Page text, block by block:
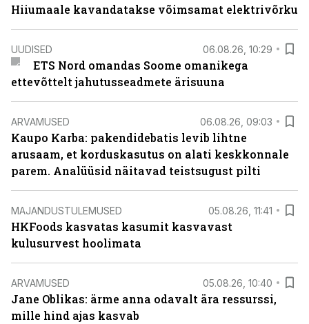
Hiiumaale kavandatakse võimsamat elektrivõrku
UUDISED 06.08.26, 10:29
ETS Nord omandas Soome omanikega
ettevõttelt jahutusseadmete ärisuuna
ARVAMUSED 06.08.26, 09:03
Kaupo Karba: pakendidebatis levib lihtne
arusaam, et korduskasutus on alati keskkonnale
parem. Analüüsid näitavad teistsugust pilti
MAJANDUSTULEMUSED 05.08.26, 11:41
HKFoods kasvatas kasumit kasvavast
kulusurvest hoolimata
ARVAMUSED 05.08.26, 10:40
Jane Oblikas: ärme anna odavalt ära ressurssi,
mille hind ajas kasvab